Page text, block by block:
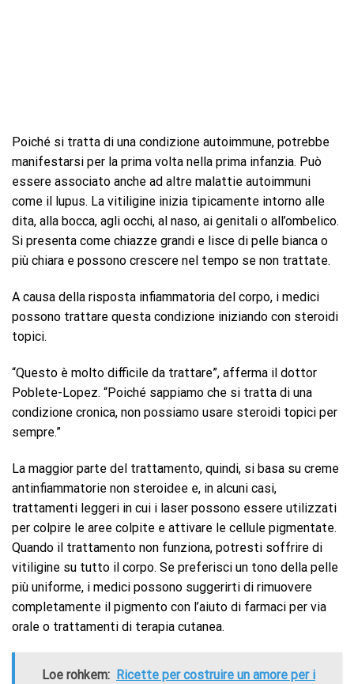
Poiché si tratta di una condizione autoimmune, potrebbe
manifestarsi per la prima volta nella prima infanzia. Può
essere associato anche ad altre malattie autoimmuni
come il lupus. La vitiligine inizia tipicamente intorno alle
dita, alla bocca, agli occhi, al naso, ai genitali o all’ombelico.
Si presenta come chiazze grandi e lisce di pelle bianca o
più chiara e possono crescere nel tempo se non trattate.
A causa della risposta infiammatoria del corpo, i medici
possono trattare questa condizione iniziando con steroidi
topici.
“Questo è molto difficile da trattare”, afferma il dottor
Poblete-Lopez. “Poiché sappiamo che si tratta di una
condizione cronica, non possiamo usare steroidi topici per
sempre.”
La maggior parte del trattamento, quindi, si basa su creme
antinfiammatorie non steroidee e, in alcuni casi,
trattamenti leggeri in cui i laser possono essere utilizzati
per colpire le aree colpite e attivare le cellule pigmentate.
Quando il trattamento non funziona, potresti soffrire di
vitiligine su tutto il corpo. Se preferisci un tono della pelle
più uniforme, i medici possono suggerirti di rimuovere
completamente il pigmento con l’aiuto di farmaci per via
orale o trattamenti di terapia cutanea.
Loe rohkem: Ricette per costruire un amore per i